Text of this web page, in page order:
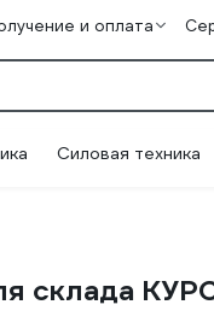
и оплата
Силовая техника
склада